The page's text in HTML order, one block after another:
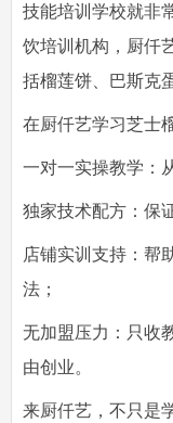
技能培训学校就非
饮培训机构，厨仟
括榴莲饼、巴斯克
在厨仟艺学习芝士
一对一实操教学：
独家技术配方：保
店铺实训支持：帮
法；
无加盟压力：只收
由创业。
来厨仟艺，不只是